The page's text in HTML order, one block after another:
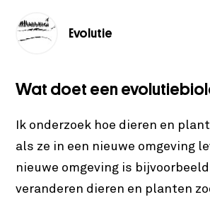
Evolutie
Wat doet een
Ik onderzoek hoe dieren en
als ze in een nieuwe omgeving
nieuwe omgeving is
veranderen dieren en planten